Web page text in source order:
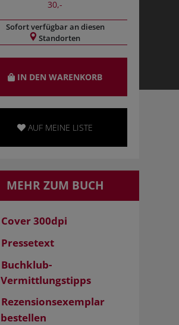
30,-
Sofort verfügbar an diesen
Standorten
IN DEN WARENKORB
AUF MEINE LISTE
MEHR ZUM BUCH
Cover 300dpi
Pressetext
Buchklub-
Vermittlungstipps
Rezensionsexemplar
bestellen